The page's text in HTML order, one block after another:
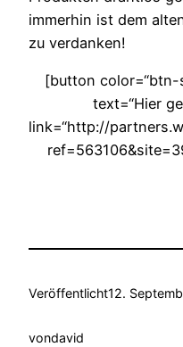
immerhin ist dem
zu verdanken!
[button color=“btn-
text=“Hier
link=“http://
Veröffentlicht12.
vondavid